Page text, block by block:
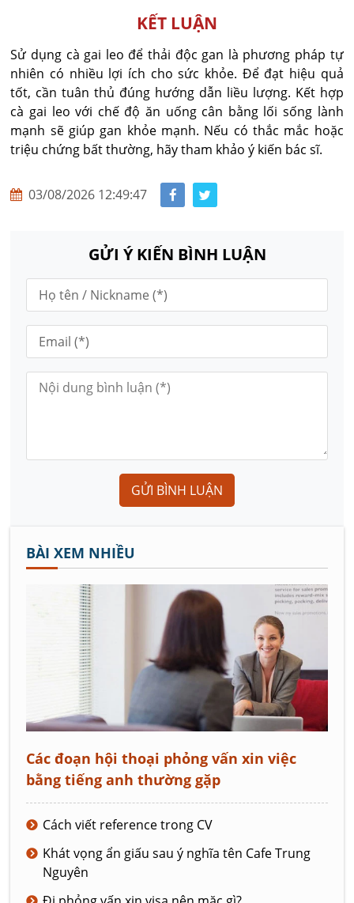
KẾT LUẬN
Sử dụng cà gai leo để thải độc gan là phương pháp tự
nhiên có nhiều lợi ích cho sức khỏe. Để đạt hiệu quả
tốt, cần tuân thủ đúng hướng dẫn liều lượng. Kết hợp
cà gai leo với chế độ ăn uống cân bằng lối sống lành
mạnh sẽ giúp gan khỏe mạnh. Nếu có thắc mắc hoặc
triệu chứng bất thường, hãy tham khảo ý kiến bác sĩ.
03/08/2026 12:49:47
GỬI Ý KIẾN BÌNH LUẬN
GỬI BÌNH LUẬN
BÀI XEM NHIỀU
Các đoạn hội thoại phỏng vấn xin việc
bằng tiếng anh thường gặp
Cách viết reference trong CV
Khát vọng ẩn giấu sau ý nghĩa tên Cafe Trung
Nguyên